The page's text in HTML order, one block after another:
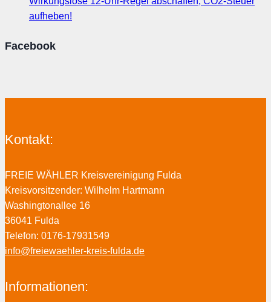
aufheben!
Facebook
Kontakt:
FREIE WÄHLER Kreisvereinigung Fulda
Kreisvorsitzender: Wilhelm Hartmann
Washingtonallee 16
36041 Fulda
Telefon: 0176-17931549
info@freiewaehler-kreis-fulda.de
Informationen: